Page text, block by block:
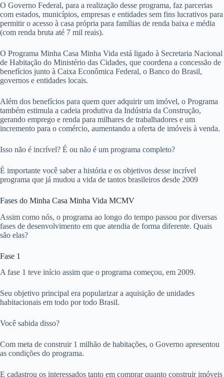
O Governo Federal, para a realização desse programa, faz parcerias
com estados, municípios, empresas e entidades sem fins lucrativos para
permitir o acesso à casa própria para famílias de renda baixa e média
(com renda bruta até 7 mil reais).
O Programa Minha Casa Minha Vida está ligado à Secretaria Nacional
de Habitação do Ministério das Cidades, que coordena a concessão de
benefícios junto à Caixa Econômica Federal, o Banco do Brasil,
governos e entidades locais.
Além dos benefícios para quem quer adquirir um imóvel, o Programa
também estimula a cadeia produtiva da Indústria da Construção,
gerando emprego e renda para milhares de trabalhadores e um
incremento para o comércio, aumentando a oferta de imóveis à venda.
Isso não é incrível? É ou não é um programa completo?
É importante você saber a história e os objetivos desse incrível
programa que já mudou a vida de tantos brasileiros desde 2009
Fases do Minha Casa Minha Vida MCMV
Assim como nós, o programa ao longo do tempo passou por diversas
fases de desenvolvimento em que atendia de forma diferente. Quais
são elas?
Fase 1
A fase 1 teve início assim que o programa começou, em 2009.
Seu objetivo principal era popularizar a aquisição de unidades
habitacionais em todo por todo Brasil.
Você sabida disso?
Com meta de construir 1 milhão de habitações, o Governo apresentou
as condições do programa.
E cadastrou os interessados tanto em comprar quanto construir imóveis